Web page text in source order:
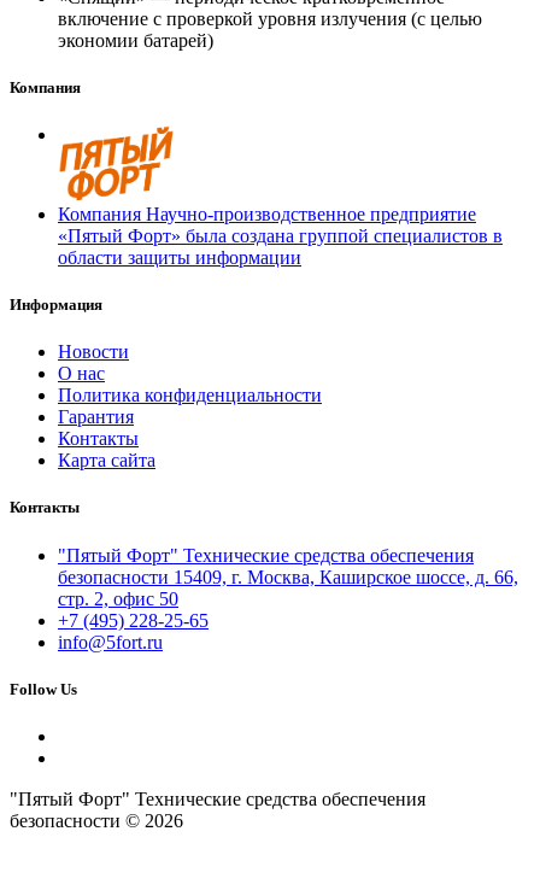
включение с проверкой уровня излучения (с целью
экономии батарей)
Компания
Компания Научно-производственное предприятие
«Пятый Форт» была создана группой специалистов в
области защиты информации
Информация
Новости
О нас
Политика конфиденциальности
Гарантия
Контакты
Карта сайта
Контакты
"Пятый Форт" Технические средства обеспечения
безопасности 15409, г. Москва, Каширское шоссе, д. 66,
стр. 2, офис 50
+7 (495) 228-25-65
info@5fort.ru
Follow Us
"Пятый Форт" Технические средства обеспечения
безопасности © 2026